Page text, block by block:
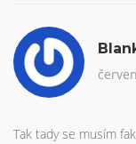
Tak tady se musím